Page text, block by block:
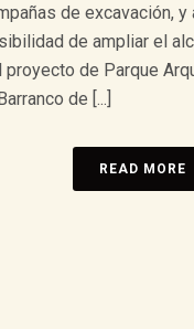
de excavación, y
de ampliar el
proyecto de Parque
de [...]
READ MORE